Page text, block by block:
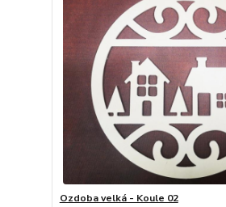
Ozdoba velká - Koule 02